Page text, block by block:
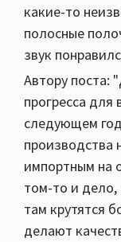
какие-то
полосные
звук
Автору поста:
прогресса
следующем
производства
импортным на
том-то и дело,
там крутятся
делают